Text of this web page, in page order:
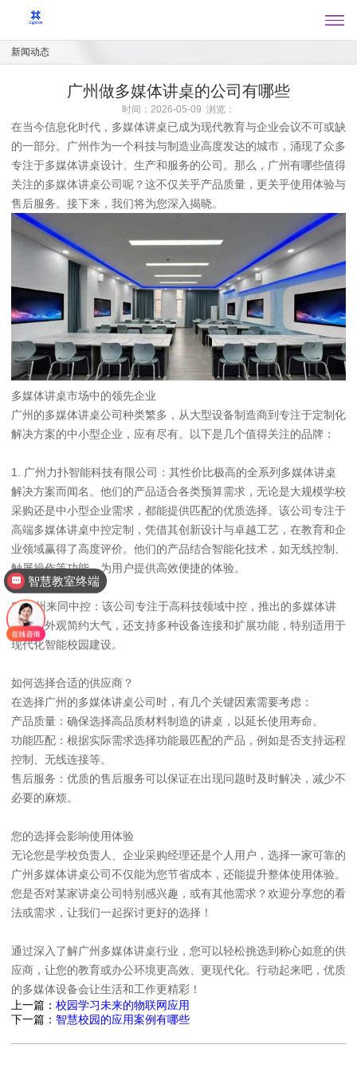
新闻动态
广州做多媒体讲桌的公司有哪些
时间：2026-05-09 浏览：
在当今信息化时代，多媒体讲桌已成为现代教育与企业会议不可或缺
的一部分。广州作为一个科技与制造业高度发达的城市，涌现了众多
专注于多媒体讲桌设计、生产和服务的公司。那么，广州有哪些值得
关注的多媒体讲桌公司呢？这不仅关乎产品质量，更关乎使用体验与
售后服务。接下来，我们将为您深入揭晓。
多媒体讲桌市场中的领先企业
广州的多媒体讲桌公司种类繁多，从大型设备制造商到专注于定制化
解决方案的中小型企业，应有尽有。以下是几个值得关注的品牌：
1. 广州力扑智能科技有限公司：其性价比极高的全系列多媒体讲桌
解决方案而闻名。他们的产品适合各类预算需求，无论是大规模学校
采购还是中小型企业需求，都能提供匹配的优质选择。该公司专注于
高端多媒体讲桌中控定制，凭借其创新设计与卓越工艺，在教育和企
业领域赢得了高度评价。他们的产品结合智能化技术，如无线控制、
触屏操作等功能，为用户提供高效便捷的体验。
2. 广州来同中控：该公司专注于高科技领域中控，推出的多媒体讲
桌不仅外观简约大气，还支持多种设备连接和扩展功能，特别适用于
现代化智能校园建设。
如何选择合适的供应商？
在选择广州的多媒体讲桌公司时，有几个关键因素需要考虑：
产品质量：确保选择高品质材料制造的讲桌，以延长使用寿命。
功能匹配：根据实际需求选择功能最匹配的产品，例如是否支持远程
控制、无线连接等。
售后服务：优质的售后服务可以保证在出现问题时及时解决，减少不
必要的麻烦。
您的选择会影响使用体验
无论您是学校负责人、企业采购经理还是个人用户，选择一家可靠的
广州多媒体讲桌公司不仅能为您节省成本，还能提升整体使用体验。
您是否对某家讲桌公司特别感兴趣，或有其他需求？欢迎分享您的看
法或需求，让我们一起探讨更好的选择！
通过深入了解广州多媒体讲桌行业，您可以轻松挑选到称心如意的供
应商，让您的教育或办公环境更高效、更现代化。行动起来吧，优质
的多媒体设备会让生活和工作更精彩！
上一篇： 校园学习未来的物联网应用
下一篇： 智慧校园的应用案例有哪些
智慧教室终端